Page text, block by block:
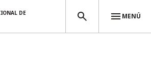
DE
MENÚ